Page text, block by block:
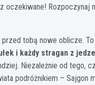
Rozpoczynaj
tobą nowe oblicze.
i każdy stragan z
Niezależnie od tego,
podróżnikiem – Sajgon